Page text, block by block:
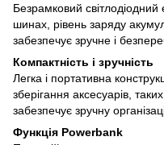
Безрамковий
шинах, рівень заряду
забезпечує зручне і
Компактність і зручність
Легка і портативна
зберігання аксесуарів,
забезпечує зручну
Функція Powerbank